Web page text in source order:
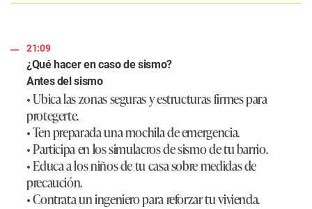
21:09
¿Qué hacer en caso de sismo?
Antes del sismo
• Ubica las zonas seguras y estructuras firmes para
protegerte.
• Ten preparada una mochila de emergencia.
• Participa en los simulacros de sismo de tu barrio.
• Educa a los niños de tu casa sobre medidas de
precaución.
• Contrata un ingeniero para reforzar tu vivienda.